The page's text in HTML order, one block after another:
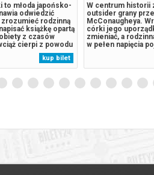
to młoda japońsko-
odwiedzić
zrozumieć rodzinną
książkę opartą
z czasów
cierpi z powodu
zaczyna kreślić
się Nagasaki z
kup bilet
W centrum historii
outsider grany
McConaugheya.
córki jego
zmieniać, a
w pełen napięcia
przetrwanie. To
postaci i
klimat najlepszych